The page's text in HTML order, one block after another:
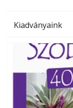
Kiadványaink